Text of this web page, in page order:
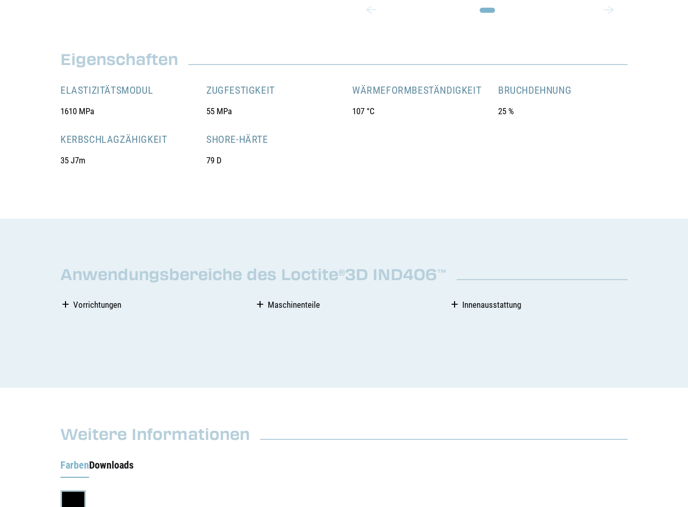
Eigenschaften
ELASTIZITÄTSMODUL
1610 MPa
ZUGFESTIGKEIT
55 MPa
WÄRMEFORMBESTÄNDIGKEIT
107 °C
BRUCHDEHNUNG
25 %
KERBSCHLAGZÄHIGKEIT
35 J7m
SHORE-HÄRTE
79 D
Anwendungsbereiche des Loctite®3D IND406™
Vorrichtungen Maschinenteile Innenausstattung
Weitere Informationen
FarbenDownloads